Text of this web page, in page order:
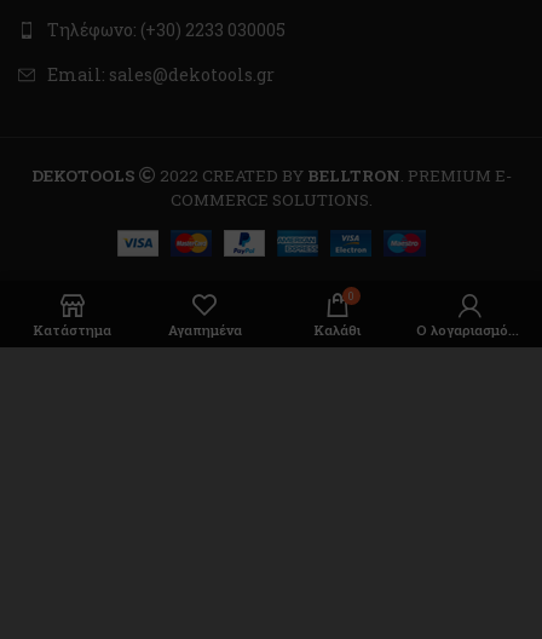
Τηλέφωνο: (+30) 2233 030005
Email: sales@dekotools.gr
DEKOTOOLS 2022 CREATED BY BELLTRON. PREMIUM E-
COMMERCE SOLUTIONS.
Κατάστημα Αγαπημένα
0
Καλάθι Ο λογαριασμός μου